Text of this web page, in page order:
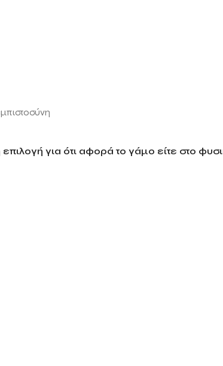
για ότι αφορά το γάμο είτε στο